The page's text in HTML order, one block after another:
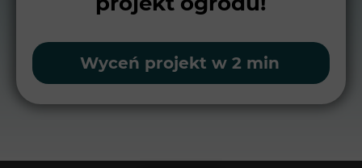
Wyceń projekt w 2 min